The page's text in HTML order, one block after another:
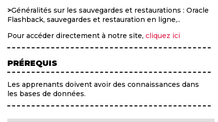
>Généralités sur les sauvegardes et restaurations : Oracle
Flashback, sauvegardes et restauration en ligne,..
Pour accéder directement à notre site, cliquez ici
PRÉREQUIS
Les apprenants doivent avoir des connaissances dans
les bases de données.